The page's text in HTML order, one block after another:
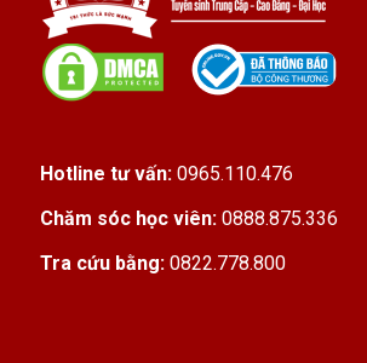
Hotline tư vấn: 0965.110.476
Chăm sóc học viên: 0888.875.336
Tra cứu bằng: 0822.778.800